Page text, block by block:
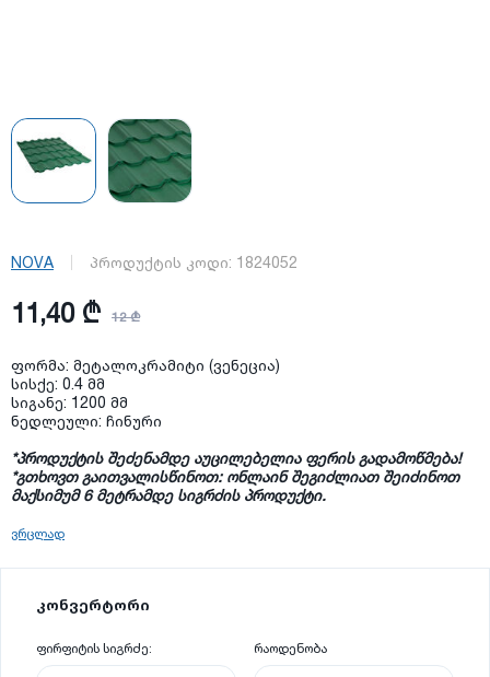
NOVA პროდუქტის კოდი: 1824052
11,40 ₾ 12 ₾
ფორმა: მეტალოკრამიტი (ვენეცია)
სისქე: 0.4 მმ
სიგანე: 1200 მმ
ნედლეული: ჩინური
*პროდუქტის შეძენამდე აუცილებელია ფერის გადამოწმება!
*გთხოვთ გაითვალისწინოთ: ონლაინ შეგიძლიათ შეიძინოთ
მაქსიმუმ6მეტრამდე სიგრძის პროდუქტი.
ვრცლად
კონვერტორი
ფირფიტის სიგრძე: რაოდენობა